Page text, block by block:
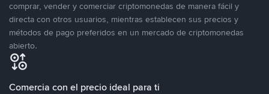
comprar, vender y comerciar criptomonedas de manera fácil y
directa con otros usuarios, mientras establecen sus precios y
métodos de pago preferidos en un mercado de criptomonedas
abierto.
Comercia con el precio ideal para ti